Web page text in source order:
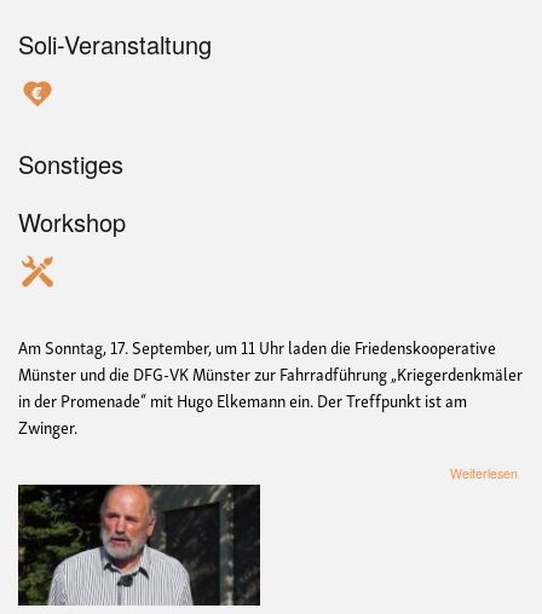
Soli-Veranstaltung
Sonstiges
Workshop
Am Sonntag, 17. September, um 11 Uhr laden die Friedenskooperative
Münster und die DFG-VK Münster zur Fahrradführung „Kriegerdenkmäler
in der Promenade“ mit Hugo Elkemann ein. Der Treffpunkt ist am
Zwinger.
Weiterlesen